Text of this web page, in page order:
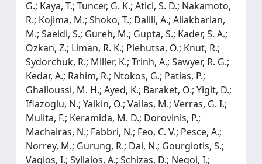
G.; Kaya, T.; Tuncer, G. K.; Atici, S. D.; Nakamoto,
R.; Kojima, M.; Shoko, T.; Dalili, A.; Aliakbarian,
M.; Saeidi, S.; Gureh, M.; Gupta, S.; Kader, S. A.;
Ozkan, Z.; Liman, R. K.; Plehutsa, O.; Knut, R.;
Sydorchuk, R.; Miller, K.; Trinh, A.; Sawyer, R. G.;
Kedar, A.; Rahim, R.; Ntokos, G.; Patias, P.;
Ghalloussi, M. H.; Ayed, K.; Baraket, O.; Yigit, D.;
Iflazoglu, N.; Yalkin, O.; Vailas, M.; Verras, G. I.;
Mulita, F.; Keramida, M. D.; Dorovinis, P.;
Machairas, N.; Fabbri, N.; Feo, C. V.; Pesce, A.;
Norrey, M.; Gurung, R.; Dai, N.; Gourgiotis, S.;
Vagios, I.; Syllaios, A.; Schizas, D.; Negoi, I.;